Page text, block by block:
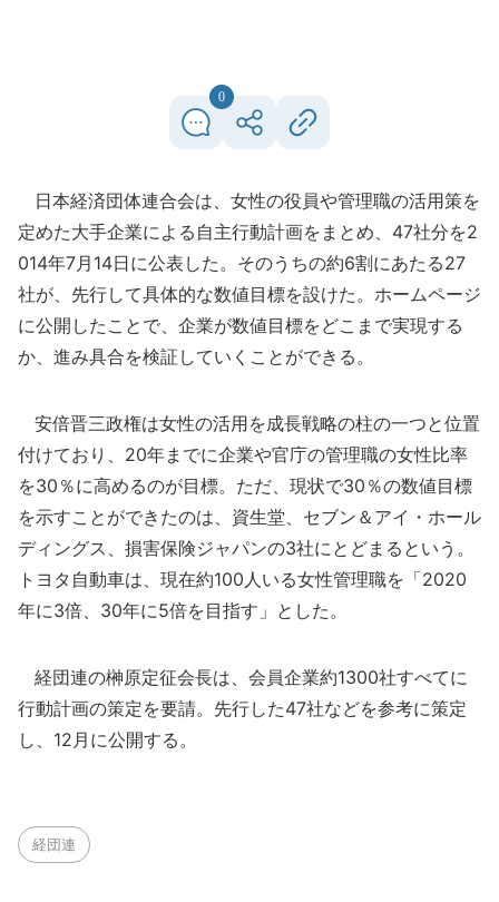
0
日本経済団体連合会は、女性の役員や管理職の活用策を
定めた大手企業による自主行動計画をまとめ、47社分を2
014年7月14日に公表した。そのうちの約6割にあたる27
社が、先行して具体的な数値目標を設けた。ホームページ
に公開したことで、企業が数値目標をどこまで実現する
か、進み具合を検証していくことができる。
安倍晋三政権は女性の活用を成長戦略の柱の一つと位置
付けており、20年までに企業や官庁の管理職の女性比率
を30％に高めるのが目標。ただ、現状で30％の数値目標
を示すことができたのは、資生堂、セブン＆アイ・ホール
ディングス、損害保険ジャパンの3社にとどまるという。
トヨタ自動車は、現在約100人いる女性管理職を「2020
年に3倍、30年に5倍を目指す」とした。
経団連の榊原定征会長は、会員企業約1300社すべてに
行動計画の策定を要請。先行した47社などを参考に策定
し、12月に公開する。
経団連